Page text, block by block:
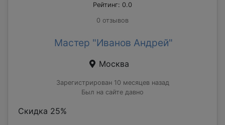
Рейтинг: 0.0
0 отзывов
Мастер "Иванов Андрей"
Москва
Зарегистрирован 10 месяцев назад
Был на сайте давно
Скидка 25%